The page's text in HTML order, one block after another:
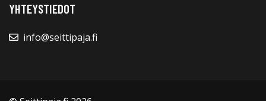
YHTEYSTIEDOT
info@seittipaja.fi